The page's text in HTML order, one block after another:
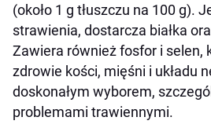
(około 1 g tłuszczu na 100 g).
strawienia, dostarcza białka
Zawiera również fosfor i selen,
zdrowie kości, mięśni i układu
doskonałym wyborem,
problemami trawiennymi.